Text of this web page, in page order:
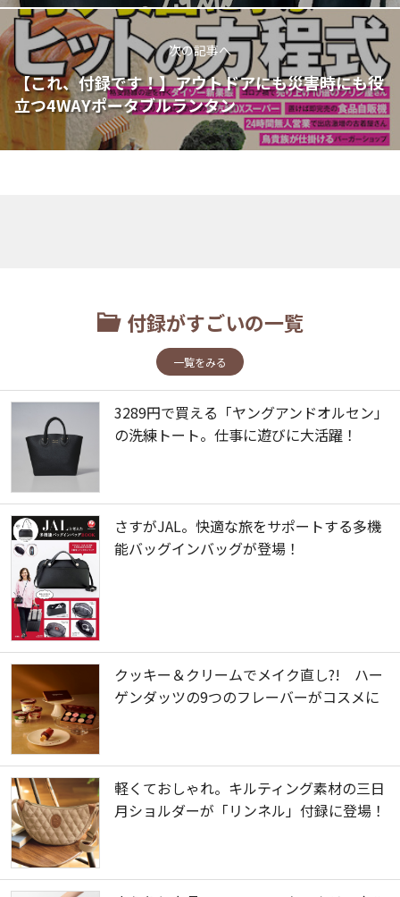
次の記事へ
【これ、付録です！】アウトドアにも災害時にも役
立つ4WAYポータブルランタン
付録がすごいの一覧
一覧をみる
3289円で買える「ヤングアンドオルセン」
の洗練トート。仕事に遊びに大活躍！
さすがJAL。快適な旅をサポートする多機
能バッグインバッグが登場！
クッキー＆クリームでメイク直し?! ハー
ゲンダッツの9つのフレーバーがコスメに
軽くておしゃれ。キルティング素材の三日
月ショルダーが「リンネル」付録に登場！